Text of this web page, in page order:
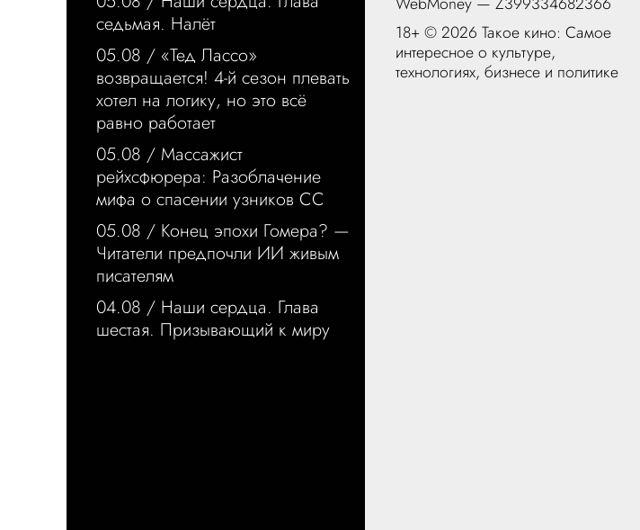
седьмая. Налёт
05.08 / «Тед Лассо»
возвращается! 4-й сезон плевать
хотел на логику, но это всё
равно работает
05.08 / Массажист
рейхсфюрера: Разоблачение
мифа о спасении узников СС
05.08 / Конец эпохи Гомера? —
Читатели предпочли ИИ живым
писателям
04.08 / Наши сердца. Глава
шестая. Призывающий к миру
18+ ©2026 Такое кино: Самое
интересное о культуре,
технологиях, бизнесе и политике